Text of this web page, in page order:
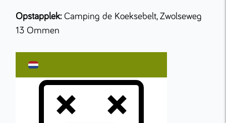
Opstapplek: Camping de Koeksebelt, Zwolseweg
13 Ommen